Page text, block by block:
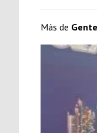
Más de Gente